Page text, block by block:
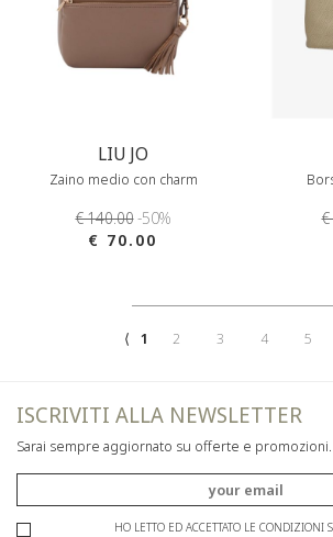
LIU JO
Zaino medio con charm
€ 140.00-50%
€ 70.00
⟨ 1 2 3 4 5
ISCRIVITI ALLA NEWSLETTER
Sarai sempre aggiornato su offerte e promozioni.
HO LETTO ED ACCETTATO LE CONDIZIONI